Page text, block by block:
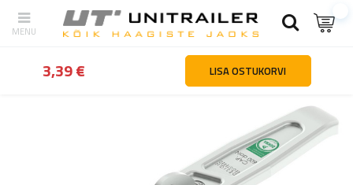
tagasi Kodu Haagiste osad ja tarvikud Haagiste kinnitused ja
3,39 € LISA OSTUKORVI